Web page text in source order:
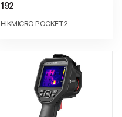
192
HIKMICRO POCKET2